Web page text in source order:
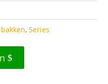
,Series